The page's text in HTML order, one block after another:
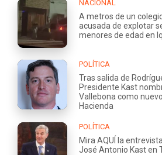
NACIONAL
A metros de un
acusada de explotar
menores de edad en
POLÍTICA
Tras salida de
Presidente Kast
Vallebona como
Hacienda
POLÍTICA
Mira AQUÍ la
José Antonio Kast en